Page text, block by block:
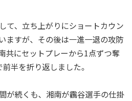
て、立ち上がりにショートカウン
ますが、その後は一進一退の攻防
共にセットプレーから1点ずつ奪
半を折り返しました。
が続くも、湘南が靏谷選手の仕掛